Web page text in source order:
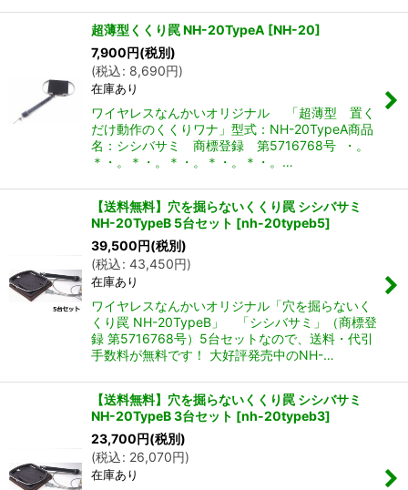
超薄型くくり罠 NH-20TypeA [NH-20]
7,900円(税別)
(税込: 8,690円)
在庫あり
ワイヤレスなんかいオリジナル 「超薄型 置く
だけ動作のくくりワナ」型式：NH-20TypeA商品
名：シシバサミ 商標登録 第5716768号 ・。
＊・。＊・。＊・。＊・。＊・。…
【送料無料】穴を掘らないくくり罠 シシバサミ
NH-20TypeB 5台セット [nh-20typeb5]
39,500円(税別)
(税込: 43,450円)
在庫あり
ワイヤレスなんかいオリジナル「穴を掘らないく
くり罠 NH-20TypeB」 「シシバサミ」（商標登
録 第5716768号）5台セットなので、送料・代引
手数料が無料です！ 大好評発売中のNH-…
【送料無料】穴を掘らないくくり罠 シシバサミ
NH-20TypeB 3台セット [nh-20typeb3]
23,700円(税別)
(税込: 26,070円)
在庫あり